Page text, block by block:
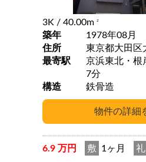
3K / 40.00m 2
築年
1978年08月
住所
東京都大田区
最寄駅
京浜東北・根岸線
7分
構造
鉄骨造
6.9 万円 敷 1ヶ月 礼